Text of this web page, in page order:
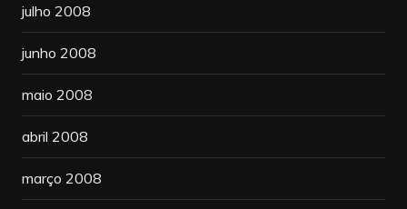
julho 2008
junho 2008
maio 2008
abril 2008
março 2008